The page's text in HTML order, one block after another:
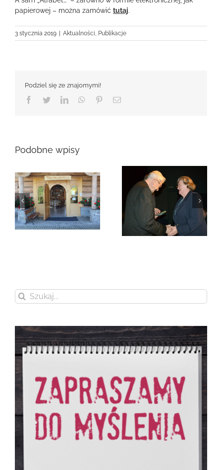
papierowej – można zamówić tutaj.
3 stycznia 2019 Aktualności, Publikacje
Podziel się ze znajomymi!
Facebook
TwitterLinkedInWhatsApp
PinterestEmail
Podobne wpisy
Zmarła Genowefa
Sikora
Zmarła Wanda
Czubernatowa
Szukaj